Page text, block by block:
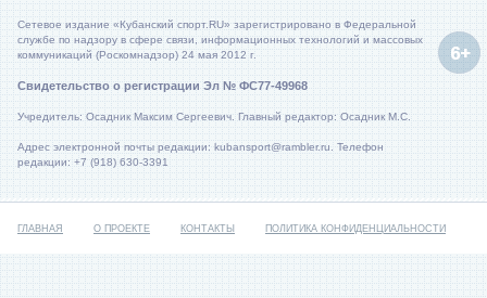
Сетевое издание «Кубанский спорт.RU» зарегистрировано в Федеральной
службе по надзору в сфере связи, информационных технологий и массовых
коммуникаций (Роскомнадзор) 24 мая 2012 г.
Свидетельство о регистрации Эл № ФС77-49968
Учредитель: Осадник Максим Сергеевич. Главный редактор: Осадник М.С.
Адрес электронной почты редакции: kubansport@rambler.ru. Телефон
редакции: +7 (918) 630-3391
ГЛАВНАЯ О ПРОЕКТЕ КОНТАКТЫ ПОЛИТИКА КОНФИДЕНЦИАЛЬНОСТИ